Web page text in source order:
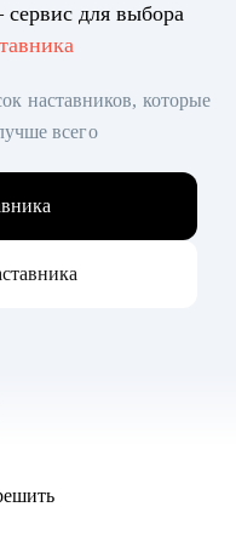
для выбора
наставников, которые
всего